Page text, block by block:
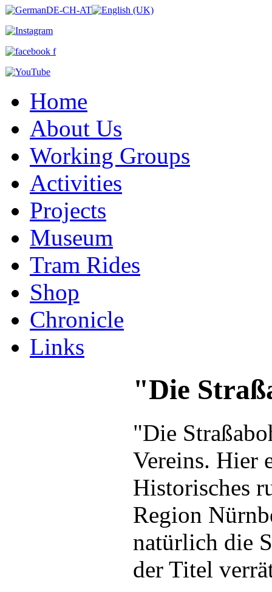
Home
About Us
Working Groups
Activities
Projects
Museum
Tram Rides
Shop
Chronicle
Links
"Die
"Die
Vereins. Hier
Historisches
Region
natürlich die
der Titel